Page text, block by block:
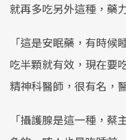
就再多吃另外這種，藥
「這是安眠藥，有時
吃半顆就有效，現在要
精神科醫師，很有名，
「攝護腺是這一種，蔡